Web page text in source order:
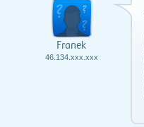
Franek
46.134.xxx.xxx